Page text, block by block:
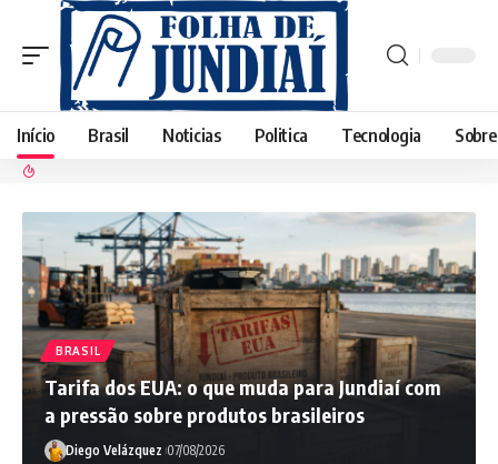
Início Brasil Noticias Politica Tecnologia
BRASIL
Tarifa dos EUA: o que muda para Jundiaí com
a pressão sobre produtos brasileiros
Diego Velázquez 07/08/2026